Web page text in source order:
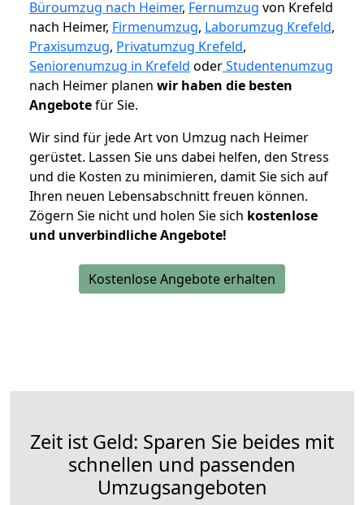
Büroumzug nach Heimer, Fernumzug von Krefeld
nach Heimer, Firmenumzug, Laborumzug Krefeld,
Praxisumzug, Privatumzug Krefeld,
Seniorenumzug in Krefeld oderStudentenumzug
nach Heimer planen wir haben die besten
Angebotefür Sie.
Wir sind für jede Art von Umzug nach Heimer
gerüstet. Lassen Sie uns dabei helfen, den Stress
und die Kosten zu minimieren, damit Sie sich auf
Ihren neuen Lebensabschnitt freuen können.
Zögern Sie nicht und holen Sie sich kostenlose
und unverbindliche Angebote!
Kostenlose Angebote erhalten
Zeit ist Geld: Sparen Sie beides mit
schnellen und passenden
Umzugsangeboten